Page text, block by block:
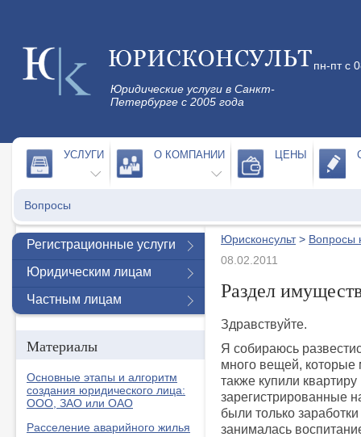
Юридические услуги в Санкт-
Петербурге с 2005 года
пн-пт с
УСЛУГИ О КОМПАНИИ ЦЕНЫ
Вопросы
Юрисконсульт> Вопросы
08.02.2011
Раздел
Здравствуйте.
Я собираюсь
много вещей,
также купили
зарегистрированные
были только
занималась
Регистрационные услуги
Юридическим лицам
Частным лицам
Материалы
Основные этапы и алгоритм
создания юридического лица:
ООО, ЗАО или ОАО
Расселение аварийного жилья